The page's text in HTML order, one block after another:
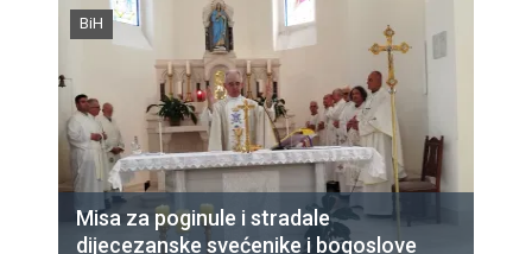
BiH
Misa za poginule i stradale
dijecezanske svećenike i bogoslove